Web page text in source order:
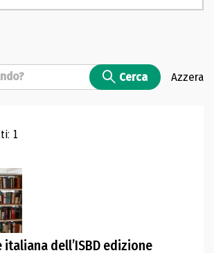
Cerca Azzera
di ricerca
1
dell’ISBD edizione